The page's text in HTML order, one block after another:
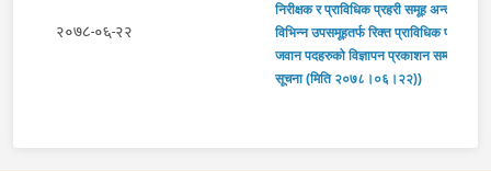
२०७८-०६-२२
निरीक्षक र प्राविधिक प्रहरी समूह अन्तर्गत
विभिन्न उपसमूहतर्फ रिक्त प्राविधिक प्रहरी
जवान पदहरुको विज्ञापन प्रकाशन सम्वन्धि
सूचना (मिति २०७८।०६।२२))